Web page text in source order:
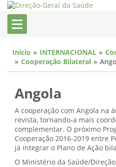
Início INTERNACIONAL
Cooperação Bilateral
Angola
A cooperação com Angola na
revista, tornando-a mais
complementar. O próximo
Cooperação 2016-2019 entre
já integrar o Plano de Ação
O Ministério da Saúde/